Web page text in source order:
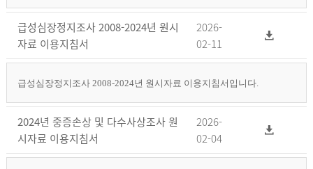
급성심장정지조사 2008-2024년 원시
자료 이용지침서
2026-
02-11
급성심장정지조사 2008-2024년 원시자료 이용지침서입니다.
2024년 중증손상 및 다수사상조사 원
시자료 이용지침서
2026-
02-04